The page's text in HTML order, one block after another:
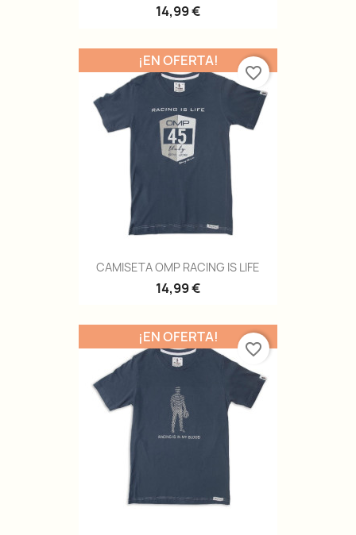
14,99 €
CAMISETA OMP RACING IS LIFE
14,99 €
¡EN OFERTA!
favorite_border
¡EN OFERTA!
favorite_border